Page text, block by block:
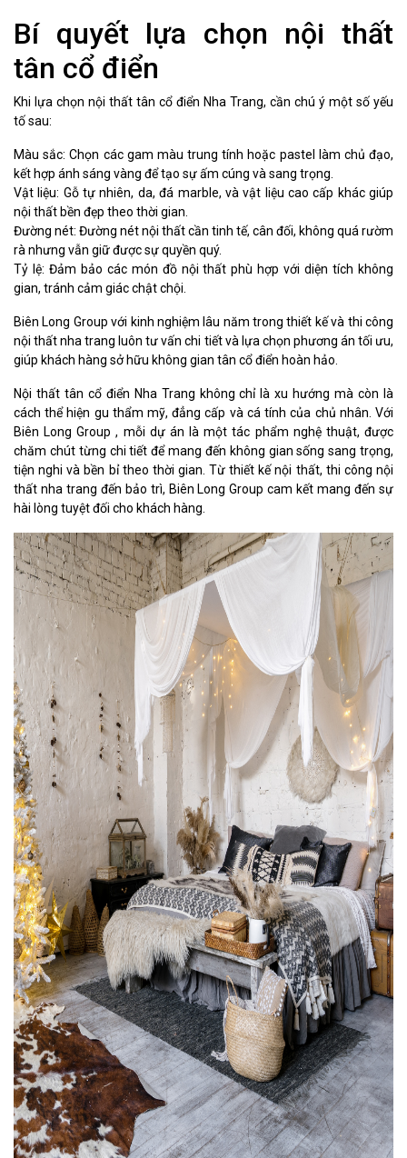
Bí quyết lựa chọn nội thất
tân cổ điển
Khi lựa chọn nội thất tân cổ điển Nha Trang, cần chú ý một số yếu
tố sau:
Màu sắc: Chọn các gam màu trung tính hoặc pastel làm chủ đạo,
kết hợp ánh sáng vàng để tạo sự ấm cúng và sang trọng.
Vật liệu: Gỗ tự nhiên, da, đá marble, và vật liệu cao cấp khác giúp
nội thất bền đẹp theo thời gian.
Đường nét: Đường nét nội thất cần tinh tế, cân đối, không quá rườm
rà nhưng vẫn giữ được sự quyền quý.
Tỷ lệ: Đảm bảo các món đồ nội thất phù hợp với diện tích không
gian, tránh cảm giác chật chội.
Biên Long Group với kinh nghiệm lâu năm trong thiết kế và thi công
nội thất nha trang luôn tư vấn chi tiết và lựa chọn phương án tối ưu,
giúp khách hàng sở hữu không gian tân cổ điển hoàn hảo.
Nội thất tân cổ điển Nha Trang không chỉ là xu hướng mà còn là
cách thể hiện gu thẩm mỹ, đẳng cấp và cá tính của chủ nhân. Với
Biên Long Group , mỗi dự án là một tác phẩm nghệ thuật, được
chăm chút từng chi tiết để mang đến không gian sống sang trọng,
tiện nghi và bền bỉ theo thời gian. Từ thiết kế nội thất, thi công nội
thất nha trang đến bảo trì, Biên Long Group cam kết mang đến sự
hài lòng tuyệt đối cho khách hàng.